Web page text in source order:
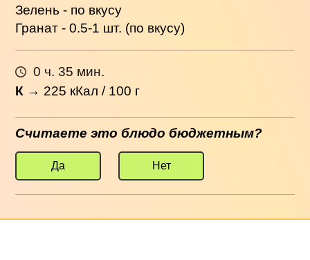
Зелень - по вкусу
Гранат - 0.5-1 шт. (по вкусу)
0 ч. 35 мин.
К → 225 кКал / 100 г
Считаете это блюдо бюджетным?
Да Нет